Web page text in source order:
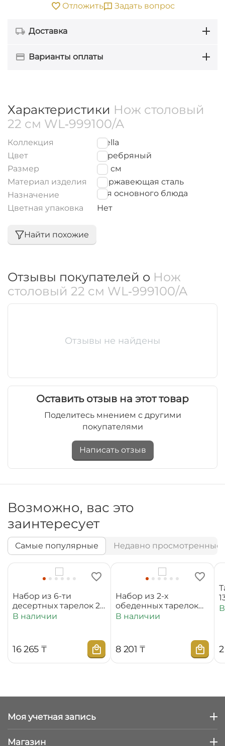
Отложить Задать вопрос
Доставка
Варианты оплаты
Характеристики Нож столовый
22 см WL‑999100/A
Коллекция
Stella
Цвет
Серебряный
Размер
22 см
Материал изделия
Нержавеющая сталь
Назначение
для основного блюда
Цветная упаковка
Нет
Найти похожие
Отзывы покупателей о Нож
столовый 22 см WL‑999100/A
Отзывы не найдены
Оставить отзыв на этот товар
Поделитесь мнением с другими
покупателями
Написать отзыв
Возможно, вас это
заинтересует
Самые популярные Недавно просмотренные
Набор из 6-ти
десертных тарелок 20
см WL‑880100‑JV/6C
В наличии
16 265 ₸
Набор из 2-х
обеденных тарелок
25,5 см
В наличии
8 201 ₸
Моя учетная запись
Магазин